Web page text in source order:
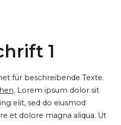
1
für beschreibende Texte.
. Lorem ipsum dolor sit
elit, sed do eiusmod
et dolore magna aliqua. Ut